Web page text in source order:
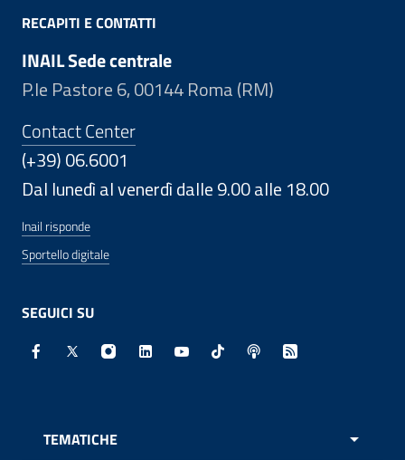
RECAPITI E CONTATTI
INAIL Sede centrale
P.le Pastore 6, 00144 Roma (RM)
Contact Center
(+39) 06.6001
Dal lunedì al venerdì dalle 9.00 alle 18.00
Inail risponde
Sportello digitale
SEGUICI SU
Facebook - Sito esterno - Apertura in nuova finestra
X - Sito esterno - Apertura in nuova finestra
Instagram - Sito esterno - Apertura in
Linkedin - Sito esterno - Apertura in
Youtube - Sito esterno -
TikTok - Sito esterno -
Spreaker - Sito
Feed RSS -
TEMATICHE